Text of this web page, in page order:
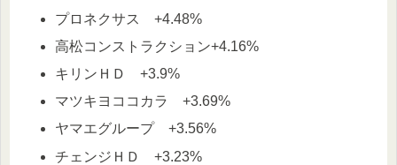
プロネクサス +4.48%
高松コンストラクション+4.16%
キリンＨＤ +3.9%
マツキヨココカラ +3.69%
ヤマエグループ +3.56%
チェンジＨＤ +3.23%